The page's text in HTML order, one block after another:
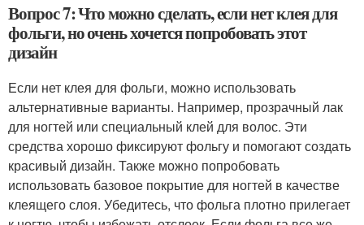
Вопрос 7: Что можно сделать, если нет клея для
фольги, но очень хочется попробовать этот
дизайн
Если нет клея для фольги, можно использовать
альтернативные варианты. Например, прозрачный лак
для ногтей или специальный клей для волос. Эти
средства хорошо фиксируют фольгу и помогают создать
красивый дизайн. Также можно попробовать
использовать базовое покрытие для ногтей в качестве
клеящего слоя. Убедитесь, что фольга плотно прилегает